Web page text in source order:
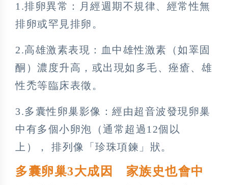
1.排卵異常：月經週期不規律、經常性無
排卵或罕見排卵。
2.高雄激素表現：血中雄性激素（如睪固
酮）濃度升高，或出現如多毛、痤瘡、雄
性禿等臨床表徵。
3.多囊性卵巢影像：經由超音波發現卵巢
中有多個小卵泡（通常超過12個以
上）， 排列像「珍珠項鍊」狀。
多囊卵巢3大成因 家族史也會中